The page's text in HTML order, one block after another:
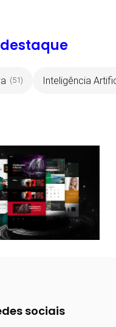
(51) Inteligência
sociais